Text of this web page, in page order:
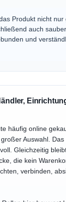
Produkt nicht nur
auch
und
häufig online
Auswahl. Das
Gleichzeitig
die kein
verbinden,